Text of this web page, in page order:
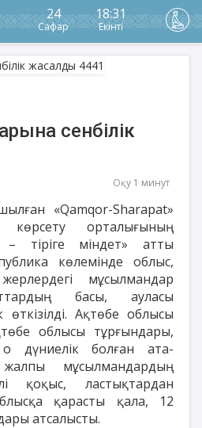
24
Сафар
18:31
Екінті
сенбілік
Оқу 1 минут
«Qamqor-Sharapat»
орталығының
– тіріге міндет» атты
көлемінде облыс,
мұсылмандар
басы, ауласы
өткізілді. Ақтөбе облысы
облысы тұрғындары,
дүниелік болған ата-
мұсылмандардың
қоқыс, ластықтардан
қарасты қала, 12
атсалысты.